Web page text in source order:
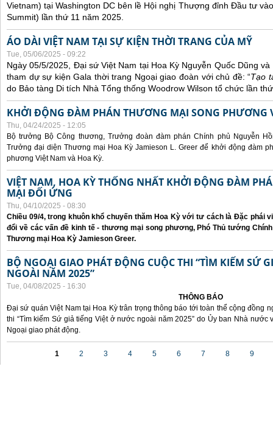
Vietnam) tại Washington DC bên lề Hội nghị Thượng đỉnh Đầu tư
Summit) lần thứ 11 năm 2025.
ÁO DÀI VIỆT NAM TẠI SỰ KIỆN THỜI TRANG CỦA MỸ
Tue, 05/06/2025 - 09:22
Ngày 05/5/2025, Đại sứ Việt Nam tại Hoa Kỳ Nguyễn Quốc Dũng
tham dự sự kiện Gala thời trang Ngoại giao đoàn với chủ đề: “Tạo
do Bảo tàng Di tích Nhà Tổng thống Woodrow Wilson tổ chức lần
KHỞI ĐỘNG ĐÀM PHÁN THƯƠNG MẠI SONG PHƯƠNG
Thu, 04/24/2025 - 12:05
Bộ trưởng Bộ Công thương, Trưởng đoàn đàm phán Chính phủ Nguyễn
Trưởng đại diện Thương mại Hoa Kỳ Jamieson L. Greer để khởi động đàm
phương Việt Nam và Hoa Kỳ.
VIỆT NAM, HOA KỲ THỐNG NHẤT KHỞI ĐỘNG ĐÀM
MẠI ĐỐI ỨNG
Thu, 04/10/2025 - 08:30
Chiều 09/4, trong khuôn khổ chuyến thăm Hoa Kỳ với tư cách là Đặc phái
đổi về các vấn đề kinh tế - thương mại song phương, Phó Thủ tướng
Thương mại Hoa Kỳ Jamieson Greer.
BỘ NGOẠI GIAO PHÁT ĐỘNG CUỘC THI “TÌM KIẾM SỨ
NGOÀI NĂM 2025”
Tue, 04/08/2025 - 16:30
THÔNG BÁO
Đại sứ quán Việt Nam tại Hoa Kỳ trân trọng thông báo tới toàn thể cộng đồng
thi “Tìm kiếm Sứ giả tiếng Việt ở nước ngoài năm 2025” do Ủy ban Nhà
Ngoại giao phát động.
1 2 3 4 5 6 7 8 9